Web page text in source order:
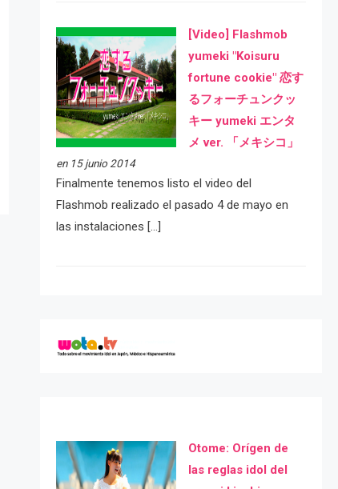
[Video] Flashmob
yumeki "Koisuru
fortune cookie" 恋す
るフォーチュンクッ
キー yumeki エンタ
メ ver. 「メキシコ」
en 15 junio 2014
Finalmente tenemos listo el video del
Flashmob realizado el pasado 4 de mayo en
las instalaciones […]
Otome: Orígen de
las reglas idol del